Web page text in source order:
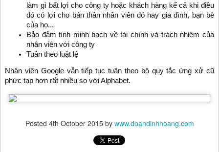
làm gì bất lợi cho công ty hoặc khách hàng kể cả khi điều
đó có lợi cho bản thân nhân viên đó hay gia đình, bạn bè
của họ...
Bảo đảm tính minh bạch về tài chính và trách nhiệm của
nhân viên với công ty
Tuân theo luật lệ
Nhân viên Google vẫn tiếp tục tuân theo bộ quy tắc ứng xử cũ
phức tạp hơn rất nhiều so với Alphabet.
Posted 4th October 2015by www.doandinhhoang.com